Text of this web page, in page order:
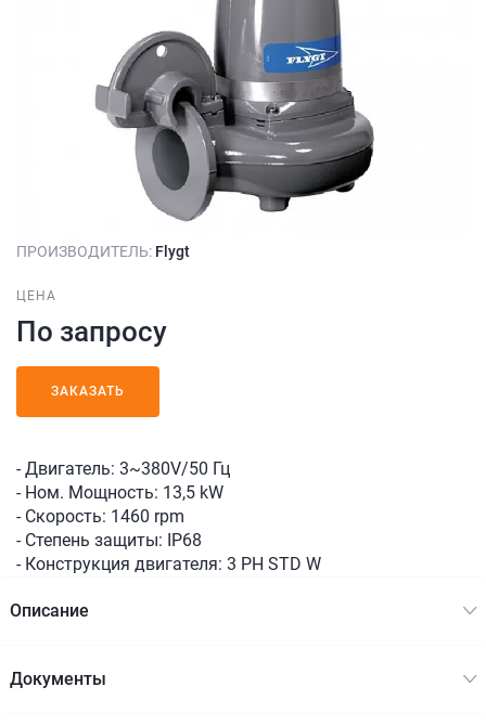
ПРОИЗВОДИТЕЛЬ: Flygt
ЦЕНА
По запросу
ЗАКАЗАТЬ
- Двигатель: 3~380V/50 Гц
- Ном. Мощность: 13,5 kW
- Скорость: 1460 rpm
- Степень защиты: IP68
- Конструкция двигателя: 3 PH STD W
Описание
Документы